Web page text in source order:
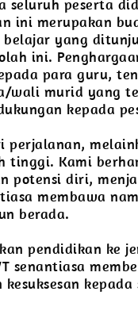
seluruh peserta
ini merupakan
yang
ini.
para guru,
wali murid yang
kepada
perjalanan,
tinggi. Kami
potensi diri,
membawa
berada.
pendidikan ke
senantiasa